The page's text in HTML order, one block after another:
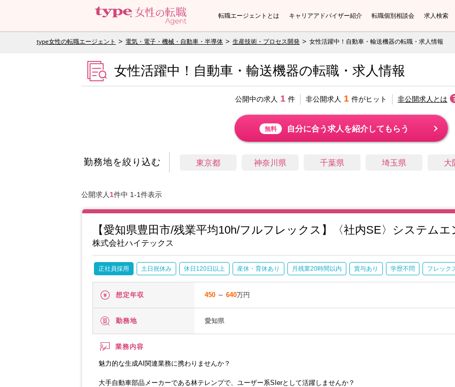
転職エージェントとは キャリアアドバイザー紹介 転職個別相談会 求人検索
type女性の転職エージェント 電気・電子・機械・自動車・半導体 生産技術・プロセス開発 女性活躍中！自動車・輸送機器の転職・求人情報
女性活躍中！自動車・輸送機器の転職・求人情報
公開中の求人 1 件 非公開求人 1 件がヒット 非公開求人とは
無料 自分に合う求人を紹介してもらう
勤務地を絞り込む 東京都 神奈川県 千葉県 埼玉県 大
公開求人1件中 1-1件表示
【愛知県豊田市/残業平均10h/フルフレックス】〈社内SE〉システム
株式会社ハイテックス
正社員採用 土日祝休み 休日120日以上 産休・育休あり 月残業20時間以内 賞与あり 学歴不問 フレック
想定年収 450 ～ 640万円
勤務地 愛知県
業務内容
魅力的な生成AI関連業務に携わりませんか？
大手自動車部品メーカーである林テレンプで、ユーザー系SIerとして活躍しませんか？